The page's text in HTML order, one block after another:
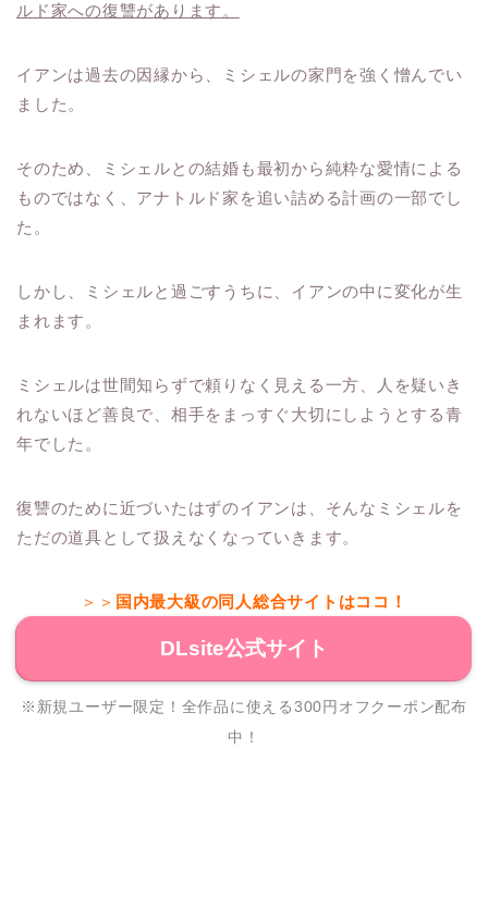
ルド家への復讐があります。
イアンは過去の因縁から、ミシェルの家門を強く憎んでい
ました。
そのため、ミシェルとの結婚も最初から純粋な愛情による
ものではなく、アナトルド家を追い詰める計画の一部でし
た。
しかし、ミシェルと過ごすうちに、イアンの中に変化が生
まれます。
ミシェルは世間知らずで頼りなく見える一方、人を疑いき
れないほど善良で、相手をまっすぐ大切にしようとする青
年でした。
復讐のために近づいたはずのイアンは、そんなミシェルを
ただの道具として扱えなくなっていきます。
＞＞ 国内最大級の同人総合サイトはココ！
DLsite公式サイト
※新規ユーザー限定！全作品に使える300円オフクーポン配布
中！